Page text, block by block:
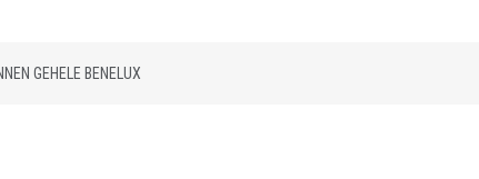
GEHELE BENELUX